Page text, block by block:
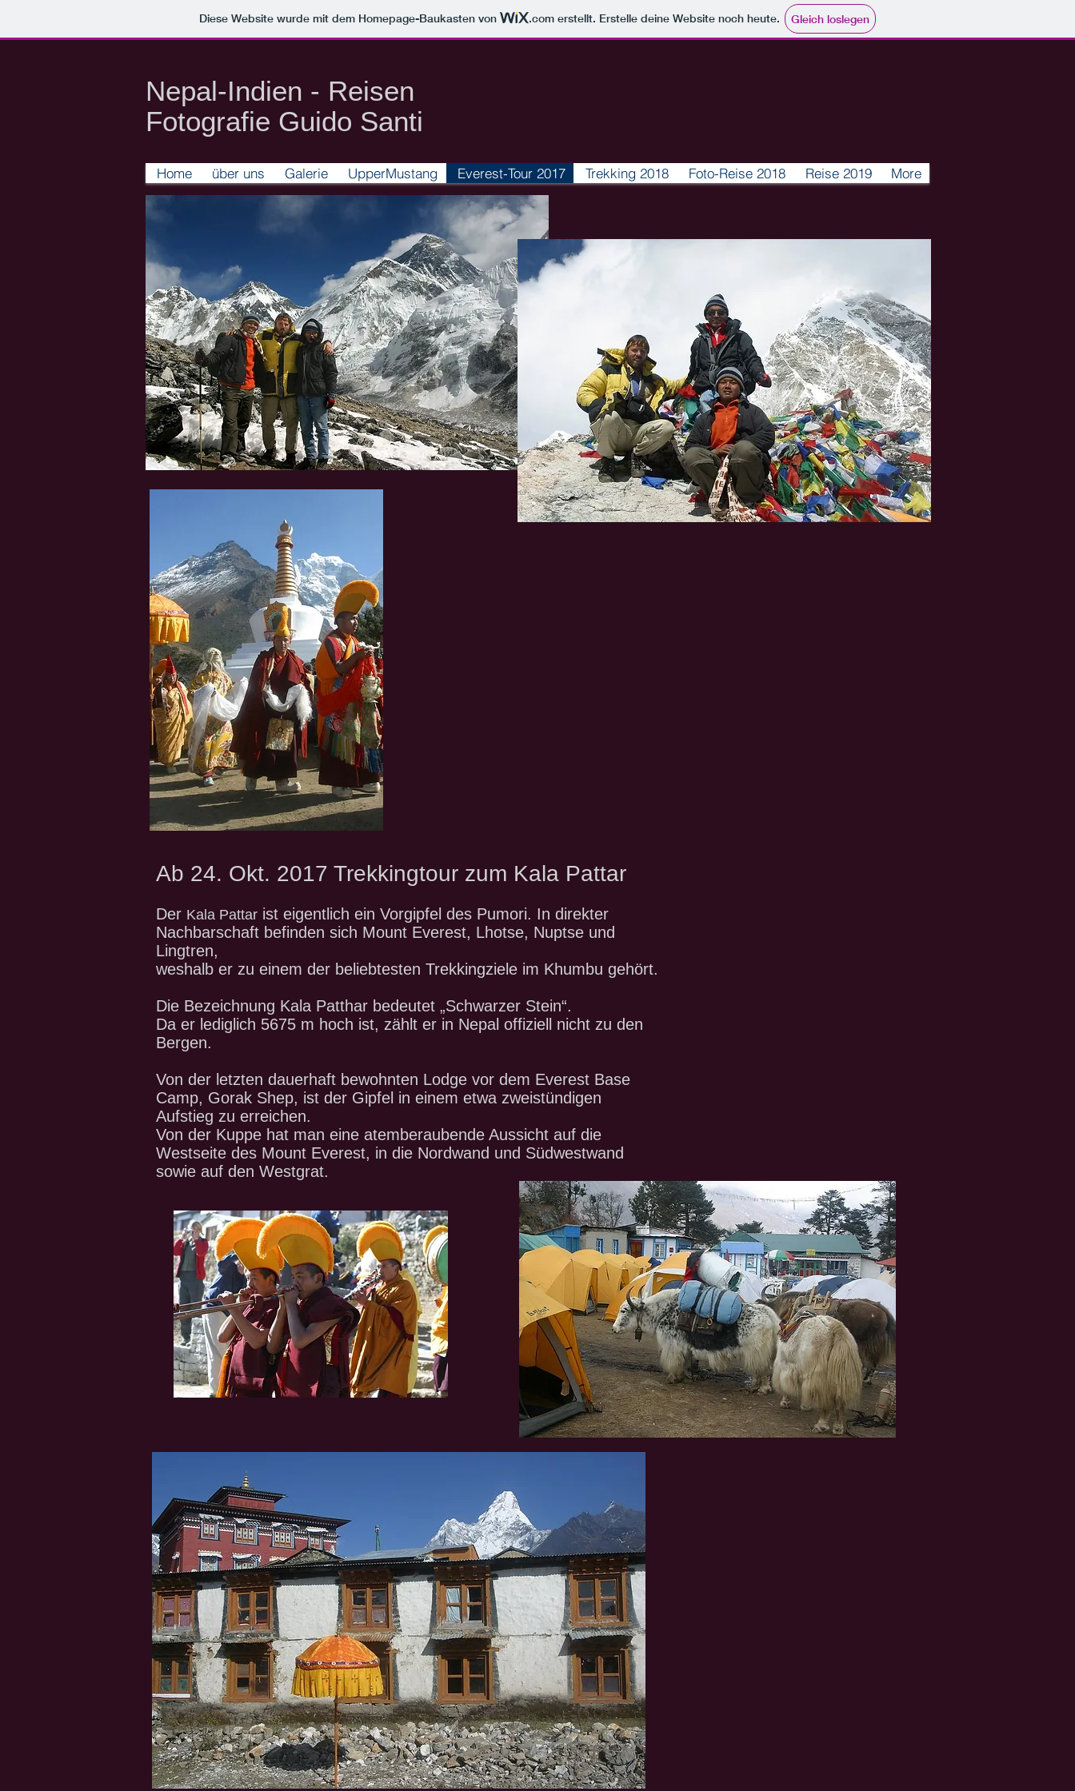
Diese Website wurde mit dem Homepage-Baukasten von .com erstellt. Erstelle deine Website noch heute. Gleich loslegen
​Nepal-Indien - Reisen
Fotografie Guido Santi​
Home über uns Galerie UpperMustang Everest-Tour 2017 Trekking 2018 Foto-Reise 2018 Reise 2019 More
Ab 24. Okt. 2017 Trekkingtour zum Kala Pattar
Der Kala Pattar ist eigentlich ein Vorgipfel des Pumori. In direkter
Nachbarschaft befinden sich Mount Everest, Lhotse, Nuptse und
Lingtren,
weshalb er zu einem der beliebtesten Trekkingziele im Khumbu gehört.
Die Bezeichnung Kala Patthar bedeutet „Schwarzer Stein“.
Da er lediglich 5675 m hoch ist, zählt er in Nepal offiziell nicht zu den
Bergen.
Von der letzten dauerhaft bewohnten Lodge vor dem Everest Base
Camp, Gorak Shep, ist der Gipfel in einem etwa zweistündigen
Aufstieg zu erreichen.
Von der Kuppe hat man eine atemberaubende Aussicht auf die
Westseite des Mount Everest, in die Nordwand und Südwestwand
sowie auf den Westgrat.